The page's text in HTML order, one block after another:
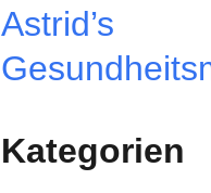
Astrid’s
Kategorien